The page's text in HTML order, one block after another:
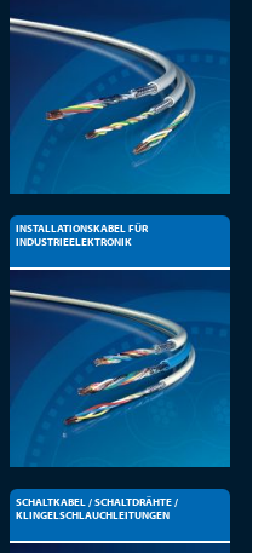
INSTALLATIONSKABEL FÜR
INDUSTRIEELEKTRONIK
SCHALTKABEL / SCHALTDRÄHTE /
KLINGELSCHLAUCHLEITUNGEN